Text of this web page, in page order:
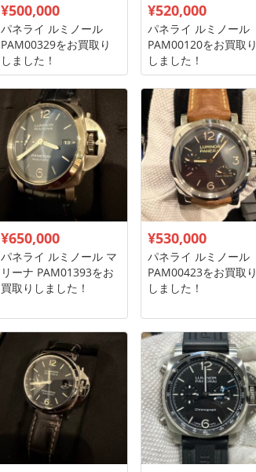
¥500,000
パネライ ルミノール
PAM00329をお買取り
しました！
¥520,000
パネライ ルミノール
PAM00120をお買取り
しました！
¥650,000
パネライ ルミノール マ
リーナ PAM01393をお
買取りしました！
¥530,000
パネライ ルミノール
PAM00423をお買取り
しました！